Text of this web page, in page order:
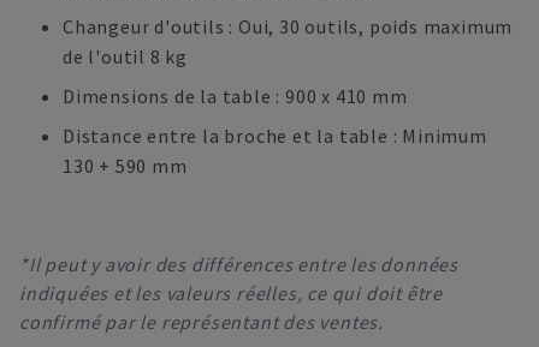
Changeur d'outils : Oui, 30 outils, poids maximum
de l'outil 8 kg
Dimensions de la table : 900 x 410 mm
Distance entre la broche et la table : Minimum
130 + 590 mm
*Il peut y avoir des différences entre les données
indiquées et les valeurs réelles, ce qui doit être
confirmé par le représentant des ventes.